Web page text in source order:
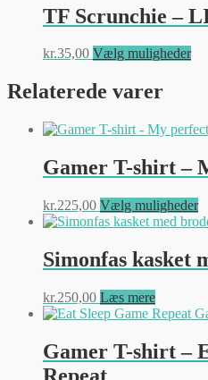
kan
TF Scrunchie –
kr.35,00 Vælg muligheder
på
Relaterede varer
Gamer T-shirt –
kr.225,00 Vælg muligheder
Simonfas kasket
kr.250,00 Læs mere
Gamer T-shirt –
Repeat